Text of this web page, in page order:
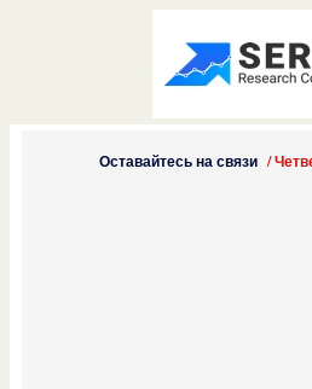
Оставайтесь на связи /